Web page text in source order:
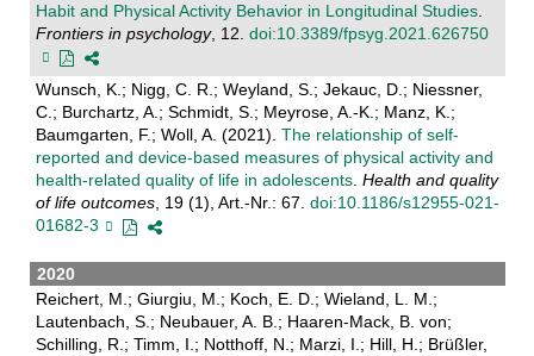
Habit and Physical Activity Behavior in Longitudinal Studies.
Frontiers in psychology, 12. doi:10.3389/fpsyg.2021.626750
Wunsch, K.; Nigg, C. R.; Weyland, S.; Jekauc, D.; Niessner,
C.; Burchartz, A.; Schmidt, S.; Meyrose, A.-K.; Manz, K.;
Baumgarten, F.; Woll, A. (2021). The relationship of self-
reported and device-based measures of physical activity and
health-related quality of life in adolescents. Health and quality
of life outcomes, 19 (1), Art.-Nr.: 67. doi:10.1186/s12955-021-
01682-3
2020
Reichert, M.; Giurgiu, M.; Koch, E. D.; Wieland, L. M.;
Lautenbach, S.; Neubauer, A. B.; Haaren-Mack, B. von;
Schilling, R.; Timm, I.; Notthoff, N.; Marzi, I.; Hill, H.; Brüßler,